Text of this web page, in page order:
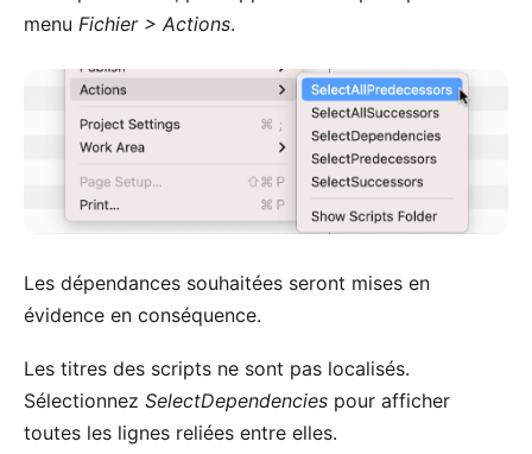
menu Fichier > Actions.
Les dépendances souhaitées seront mises en
évidence en conséquence.
Les titres des scripts ne sont pas localisés.
Sélectionnez SelectDependencies pour afficher
toutes les lignes reliées entre elles.